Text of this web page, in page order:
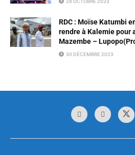
28 OCTOBRE 2023
RDC : Moïse Katumbi
rendre à Kalemie pour
Mazembe –
30 DÉCEMBRE 2023